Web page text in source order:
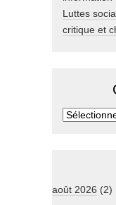
Luttes
critique et
août 2026 (2)